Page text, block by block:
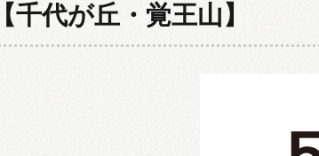
代が丘・覚王山】